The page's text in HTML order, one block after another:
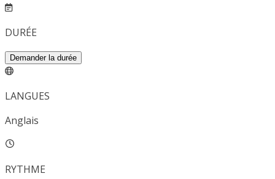
DURÉE
Demander la durée
LANGUES
Anglais
RYTHME